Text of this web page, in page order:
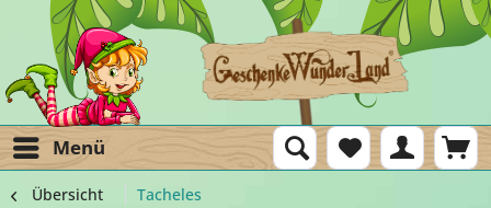
Menü
Übersicht Tacheles